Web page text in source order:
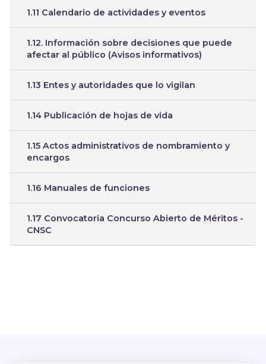
1.11 Calendario de actividades y eventos
1.12. Información sobre decisiones que puede
afectar al público (Avisos informativos)
1.13 Entes y autoridades que lo vigilan
1.14 Publicación de hojas de vida
1.15 Actos administrativos de nombramiento y
encargos
1.16 Manuales de funciones
1.17 Convocatoria Concurso Abierto de Méritos -
CNSC